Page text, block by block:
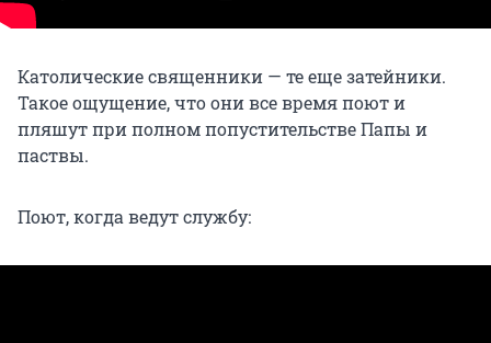
Католические священники — те еще затейники.
Такое ощущение, что они все время поют и
пляшут при полном попустительстве Папы и
паствы.
Поют, когда ведут службу: